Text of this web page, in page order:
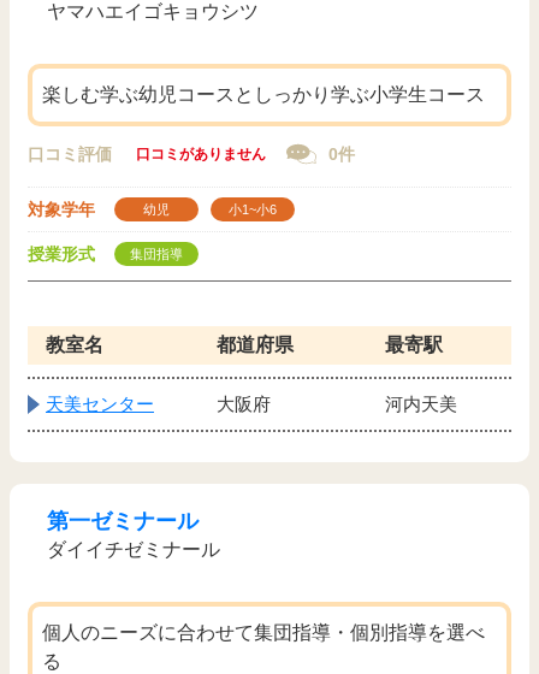
ヤマハエイゴキョウシツ
楽しむ学ぶ幼児コースとしっかり学ぶ小学生コース
口コミ評価 口コミがありません 0件
対象学年 幼児 小1~小6
授業形式 集団指導
教室名 都道府県 最寄駅
天美センター 大阪府 河内天美
第一ゼミナール
ダイイチゼミナール
個人のニーズに合わせて集団指導・個別指導を選べ
る